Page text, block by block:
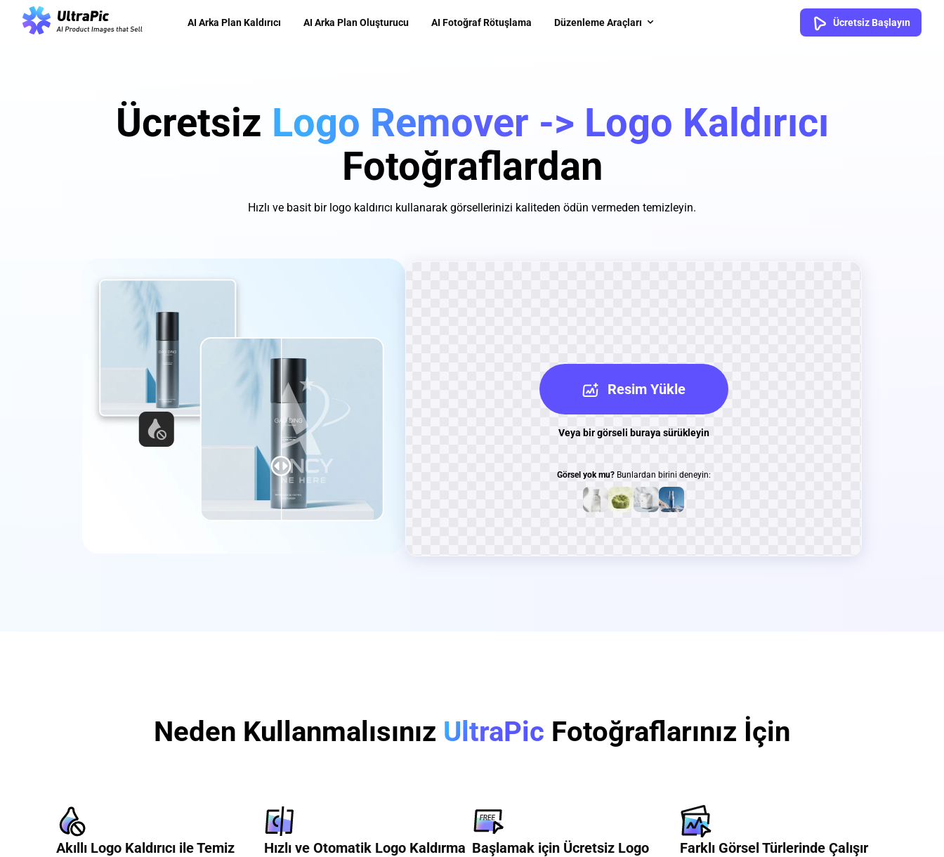
AI Arka Plan Kaldırıcı AI Arka Plan Oluşturucu AI Fotoğraf Rötuşlama Düzenleme Araçları Ücretsiz Başlayın
Ücretsiz Logo Remover -> Logo Kaldırıcı
Fotoğraflardan
Hızlı ve basit bir logo kaldırıcı kullanarak görsellerinizi kaliteden ödün vermeden temizleyin.
Resim Yükle
Veya bir görseli buraya sürükleyin
Görsel yok mu?Bunlardan birini deneyin:
Neden Kullanmalısınız UltraPic Fotoğraflarınız İçin
Akıllı Logo Kaldırıcı ile Temiz
Hızlı ve Otomatik Logo Kaldırma Başlamak için Ücretsiz Logo
Farklı Görsel Türlerinde Çalışır